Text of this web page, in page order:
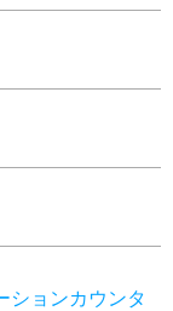
ョンカウンタ